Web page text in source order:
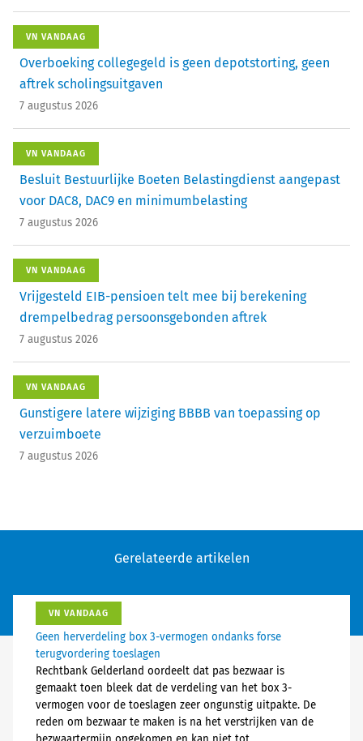
VN VANDAAG
Overboeking collegegeld is geen depotstorting, geen
aftrek scholingsuitgaven
7 augustus 2026
VN VANDAAG
Besluit Bestuurlijke Boeten Belastingdienst aangepast
voor DAC8, DAC9 en minimumbelasting
7 augustus 2026
VN VANDAAG
Vrijgesteld EIB-pensioen telt mee bij berekening
drempelbedrag persoonsgebonden aftrek
7 augustus 2026
VN VANDAAG
Gunstigere latere wijziging BBBB van toepassing op
verzuimboete
7 augustus 2026
Gerelateerde artikelen
VN VANDAAG
Geen herverdeling box 3-vermogen ondanks forse
terugvordering toeslagen
Rechtbank Gelderland oordeelt dat pas bezwaar is
gemaakt toen bleek dat de verdeling van het box 3-
vermogen voor de toeslagen zeer ongunstig uitpakte. De
reden om bezwaar te maken is na het verstrijken van de